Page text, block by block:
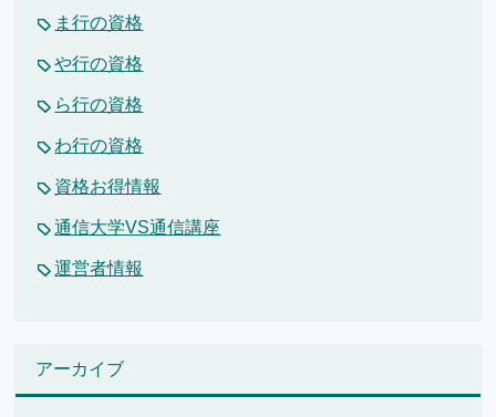
ま行の資格
や行の資格
ら行の資格
わ行の資格
資格お得情報
通信大学VS通信講座
運営者情報
アーカイブ